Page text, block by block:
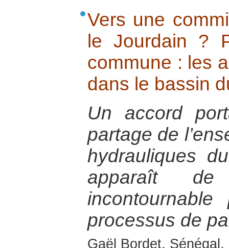
Vers une
le Jourdain ?
commune : les
dans le bassin
Un accord
partage de
hydrauliques
apparaît
processus de
Gaël Bordet,